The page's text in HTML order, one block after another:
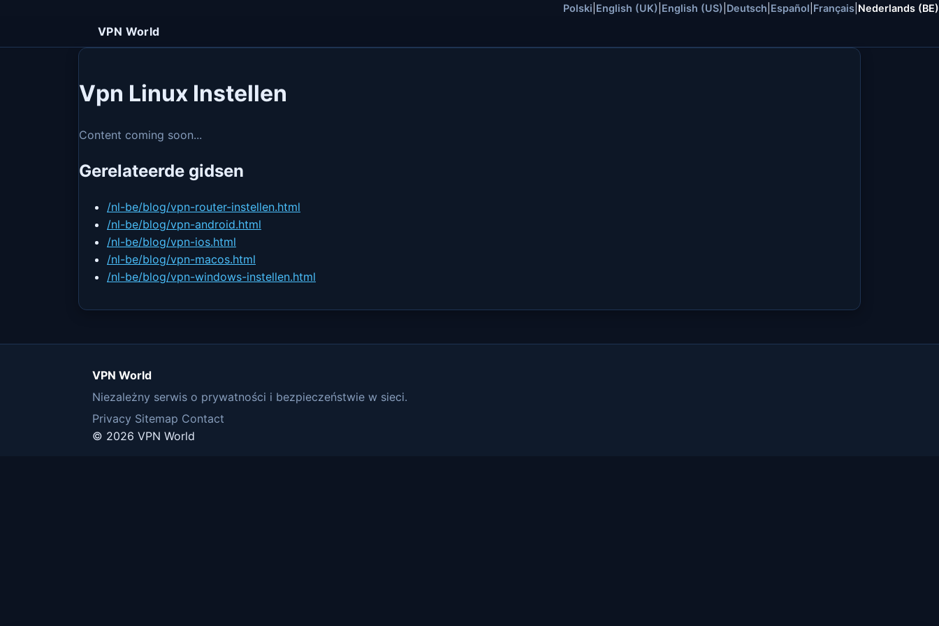
Polski English (UK) English (US) Deutsch Español Français Nederlands (BE)
VPN World
Vpn Linux Instellen
Content coming soon...
Gerelateerde gidsen
/nl-be/blog/vpn-router-instellen.html
/nl-be/blog/vpn-android.html
/nl-be/blog/vpn-ios.html
/nl-be/blog/vpn-macos.html
/nl-be/blog/vpn-windows-instellen.html
VPN World
Niezależny serwis o prywatności i bezpieczeństwie w sieci.
Privacy Sitemap Contact
© 2026 VPN World